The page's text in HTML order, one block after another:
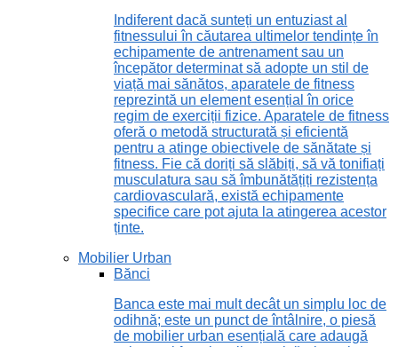
Indiferent dacă sunteți un entuziast al
fitnessului în căutarea ultimelor tendințe în
echipamente de antrenament sau un
începător determinat să adopte un stil de
viață mai sănătos, aparatele de fitness
reprezintă un element esențial în orice
regim de exerciții fizice. Aparatele de fitness
oferă o metodă structurată și eficientă
pentru a atinge obiectivele de sănătate și
fitness. Fie că doriți să slăbiți, să vă tonifiați
musculatura sau să îmbunătățiți rezistența
cardiovasculară, există echipamente
specifice care pot ajuta la atingerea acestor
ținte.
Mobilier Urban
Bănci
Banca este mai mult decât un simplu loc de
odihnă; este un punct de întâlnire, o piesă
de mobilier urban esențială care adaugă